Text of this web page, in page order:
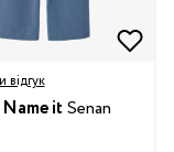
Name it Senan